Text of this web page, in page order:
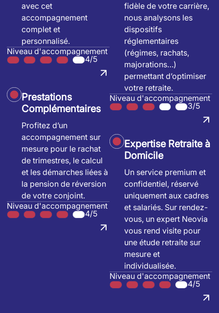
avec cet
accompagnement
complet et
personnalisé.
Niveau d'accompagnement
4/5
Prestations
Complémentaires
Profitez d’un
accompagnement sur
mesure pour le rachat
de trimestres, le calcul
et les démarches liées à
la pension de réversion
de votre conjoint.
Niveau d'accompagnement
4/5
fidèle de votre carrière,
nous analysons les
dispositifs
réglementaires
(régimes, rachats,
majorations…)
permettant d’optimiser
votre retraite.
Niveau d'accompagnement
3/5
Expertise Retraite à
Domicile
Un service premium et
confidentiel, réservé
uniquement aux cadres
et salariés. Sur rendez-
vous, un expert Neovia
vous rend visite pour
une étude retraite sur
mesure et
individualisée.
Niveau d'accompagnement
4/5